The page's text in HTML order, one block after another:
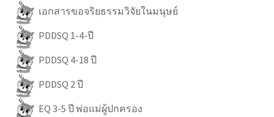
เอกสารขอจริยธรรมวิจัยในมนุษย์
PDDSQ 1-4-ปี
PDDSQ 4-18 ปี
PDDSQ 2 ปี
EQ 3-5 ปี พ่อแม่ผู้ปกครอง